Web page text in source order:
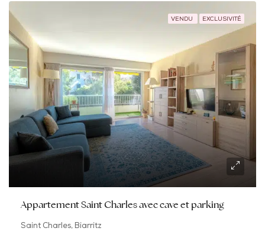
VENDU EXCLUSIVITÉ
Appartement Saint Charles avec cave et parking
Saint Charles, Biarritz